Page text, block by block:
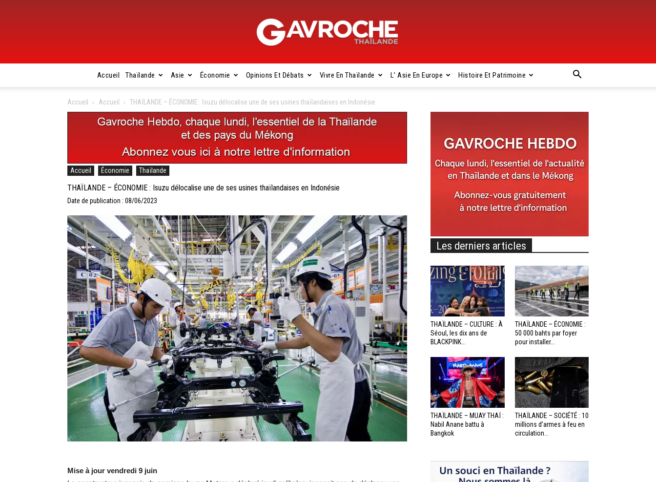
Gavroche
Accueil Thaïlande Asie Économie Opinions Et Débats Vivre En Thaïlande L’ Asie En Europe Histoire Et Patrimoine
Accueil Accueil THAÏLANDE – ÉCONOMIE : Isuzu délocalise une de ses usines thaïlandaises en Indonésie
Accueil Économie Thaïlande
THAÏLANDE – ÉCONOMIE : Isuzu délocalise une de ses usines thaïlandaises en Indonésie
Date de publication : 08/06/2023
Mise à jour vendredi 9 juin
Les derniers articles
THAÏLANDE – CULTURE : À
Séoul, les dix ans de
BLACKPINK...
THAÏLANDE – ÉCONOMIE :
50 000 bahts par foyer
pour installer...
THAÏLANDE – MUAY THAÏ :
Nabil Anane battu à
Bangkok
THAÏLANDE – SOCIÉTÉ : 10
millions d’armes à feu en
circulation...